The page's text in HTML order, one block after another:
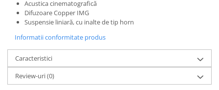
Acustica cinematografică
Difuzoare Copper IMG
Suspensie liniară, cu inalte de tip horn
Informatii conformitate produs
Caracteristici
Review-uri(0)